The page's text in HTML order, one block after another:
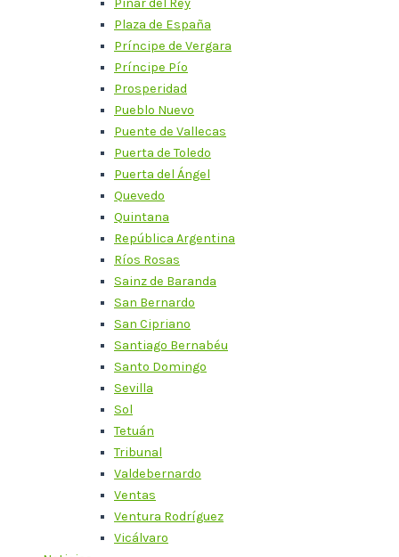
Plaza de España
Príncipe de Vergara
Príncipe Pío
Prosperidad
Pueblo Nuevo
Puente de Vallecas
Puerta de Toledo
Puerta del Ángel
Quevedo
Quintana
República Argentina
Ríos Rosas
Sainz de Baranda
San Bernardo
San Cipriano
Santiago Bernabéu
Santo Domingo
Sevilla
Sol
Tetuán
Tribunal
Valdebernardo
Ventas
Ventura Rodríguez
Vicálvaro